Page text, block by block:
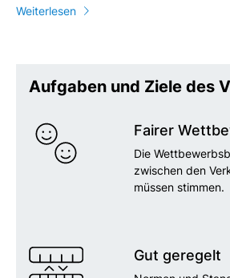
Weiterlesen
Aufgaben und Ziele des
Fairer
Die
zwischen den
müssen stimmen.
Gut geregelt